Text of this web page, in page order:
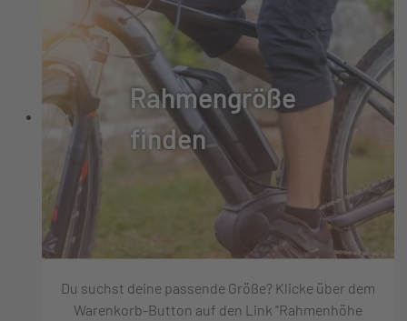
Rahmengröße
finden
Du suchst deine passende Größe? Klicke über dem
Warenkorb-Button auf den Link "Rahmenhöhe